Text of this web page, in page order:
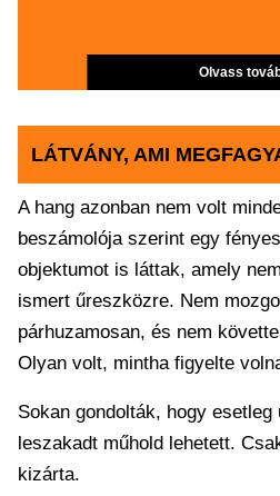
Olvass
LÁTVÁNY, AMI
A hang azonban nem volt
beszámolója szerint egy
objektumot is láttak, amely
ismert űreszközre. Nem
párhuzamosan, és nem
Olyan volt, mintha figyelte
Sokan gondolták, hogy
leszakadt műhold lehetett.
kizárta.